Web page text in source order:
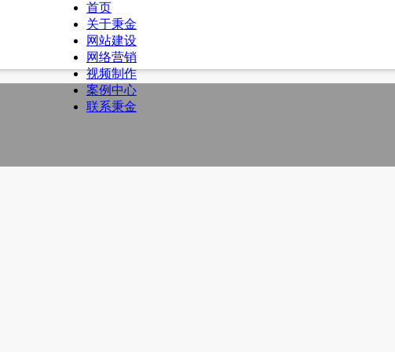
首页
关于秉金
网站建设
网络营销
视频制作
案例中心
联系秉金